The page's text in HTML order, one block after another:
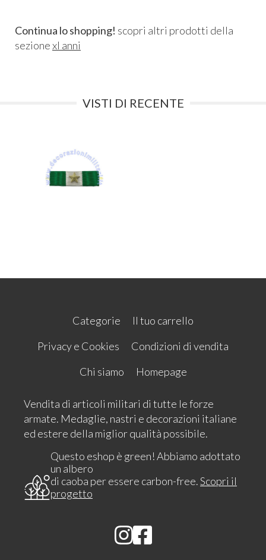
Continua lo shopping! scopri altri prodotti della
sezionexl anni
VISTI DI RECENTE
Categorie
Il tuo carrello
Privacy e Cookies
Condizioni di vendita
Chi siamo
Homepage
Vendita di articoli militari di tutte le forze
armate. Medaglie, nastri e decorazioni italiane
ed estere della miglior qualità possibile.
Questo eshop è green! Abbiamo adottato
un albero
di caoba per essere carbon-free.Scopri il
progetto